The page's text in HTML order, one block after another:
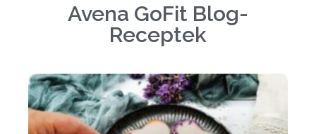
Avena GoFit Blog-
Receptek